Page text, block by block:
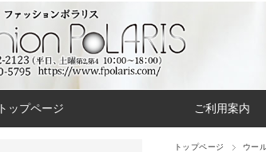
トップページ ご利用案内
トップページ ウー